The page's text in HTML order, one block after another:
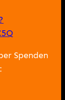
Spenden